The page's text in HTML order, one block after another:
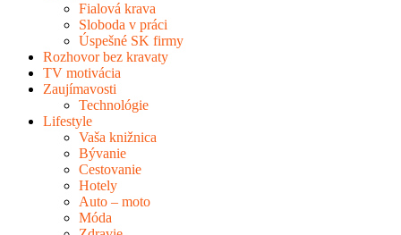
Fialová krava
Sloboda v práci
Úspešné SK firmy
Rozhovor bez kravaty
TV motivácia
Zaujímavosti
Technológie
Lifestyle
Vaša knižnica
Bývanie
Cestovanie
Hotely
Auto – moto
Móda